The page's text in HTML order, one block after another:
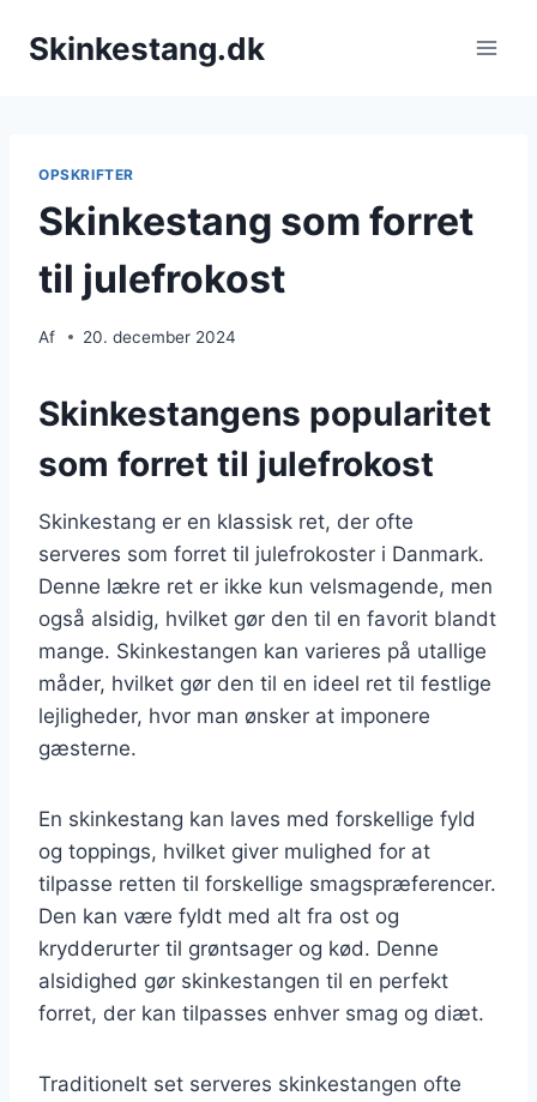
Skinkestang.dk
OPSKRIFTER
Skinkestang som forret
til julefrokost
Af 20. december 2024
Skinkestangens popularitet
som forret til julefrokost
Skinkestang er en klassisk ret, der ofte
serveres som forret til julefrokoster i Danmark.
Denne lækre ret er ikke kun velsmagende, men
også alsidig, hvilket gør den til en favorit blandt
mange. Skinkestangen kan varieres på utallige
måder, hvilket gør den til en ideel ret til festlige
lejligheder, hvor man ønsker at imponere
gæsterne.
En skinkestang kan laves med forskellige fyld
og toppings, hvilket giver mulighed for at
tilpasse retten til forskellige smagspræferencer.
Den kan være fyldt med alt fra ost og
krydderurter til grøntsager og kød. Denne
alsidighed gør skinkestangen til en perfekt
forret, der kan tilpasses enhver smag og diæt.
Traditionelt set serveres skinkestangen ofte